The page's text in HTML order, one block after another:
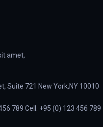
amet,
Suite 721 New York,NY 10010
789 Cell: +95 (0) 123 456 789